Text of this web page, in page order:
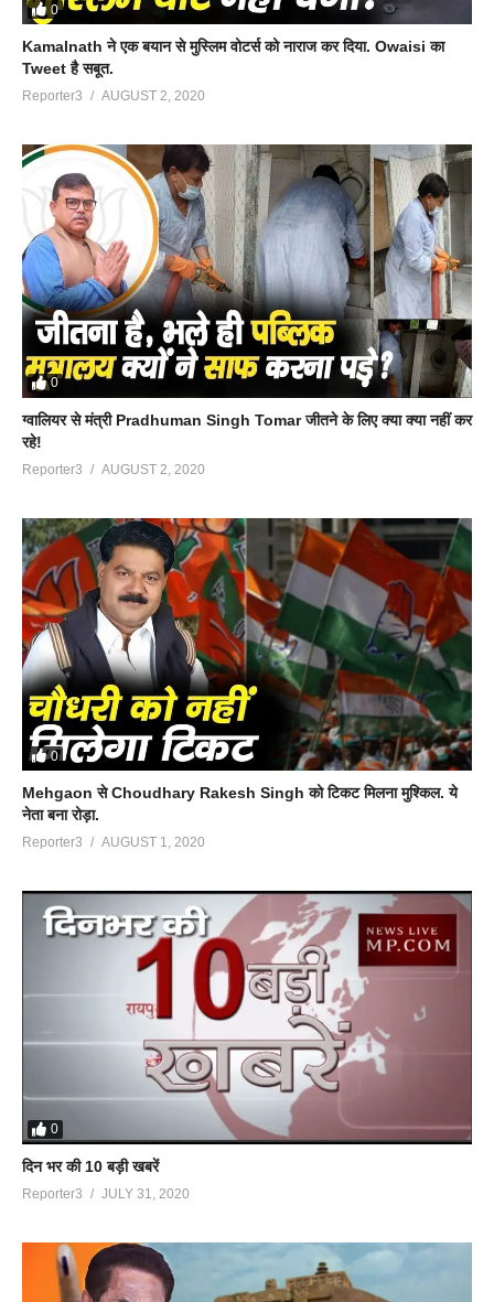
0
Kamalnath ने एक बयान से मुस्लिम वोटर्स को नाराज कर दिया. Owaisi का
Tweet है सबूत.
Reporter3 AUGUST 2, 2020
0
ग्वालियर से मंत्री Pradhuman Singh Tomar जीतने के लिए क्या क्या नहीं कर
रहे!
Reporter3 AUGUST 2, 2020
0
Mehgaon से Choudhary Rakesh Singh को टिकट मिलना मुश्किल. ये
नेता बना रोड़ा.
Reporter3 AUGUST 1, 2020
0
दिन भर की 10 बड़ी खबरें
Reporter3 JULY 31, 2020